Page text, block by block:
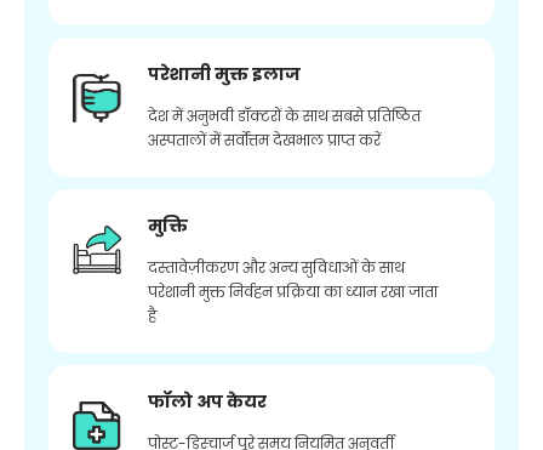
परेशानी मुक्त इलाज
देश में अनुभवी डॉक्टरों के साथ सबसे प्रतिष्ठित
अस्पतालों में सर्वोत्तम देखभाल प्राप्त करें
मुक्ति
दस्तावेज़ीकरण और अन्य सुविधाओं के साथ
परेशानी मुक्त निर्वहन प्रक्रिया का ध्यान रखा जाता
है
फॉलो अप केयर
पोस्ट-डिस्चार्ज पूरे समय नियमित अनुवर्ती